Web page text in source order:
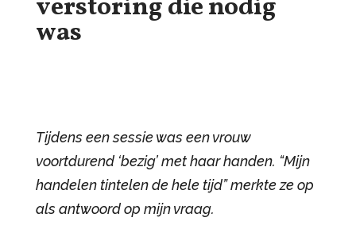
verstoring die nodig
was
Tijdens een sessie was een vrouw
voortdurend ‘bezig’ met haar handen. “Mijn
handelen tintelen de hele tijd” merkte ze op
als antwoord op mijn vraag.